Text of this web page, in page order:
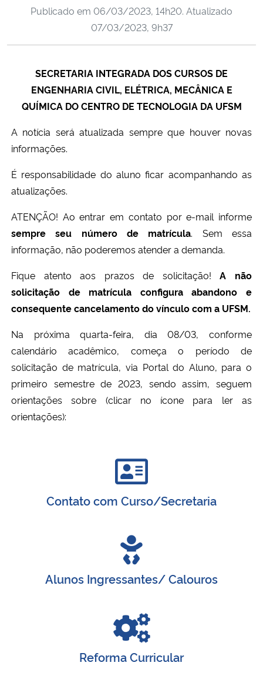
Ministério da Cidadania
Ministério de Minas e Energia
Ministério da Ciência, Tecnologia, Inovações e Comunicações
Ministério do Meio Ambiente
Ministério do Desenvolvimento Regional
Controladoria-Geral da União
Ministério da Mulher, da Família e dos Direitos Humanos
Secretaria-Geral
Gabinete de Segurança Institucional
Advocacia-Geral da União
Banco Central do Brasil
Publicado em 06/03/2023, 14h20. Atualizado
07/03/2023, 9h37
SECRETARIA INTEGRADA DOS CURSOS DE
ENGENHARIA CIVIL, ELÉTRICA, MECÂNICA E
QUÍMICA DO CENTRO DE TECNOLOGIA DA UFSM
A notícia será atualizada sempre que houver novas
informações.
É responsabilidade do aluno ficar acompanhando as
atualizações.
ATENÇÃO! Ao entrar em contato por e-mail informe
sempre seu número de matrícula. Sem essa
informação, não poderemos atender a demanda.
Fique atento aos prazos de solicitação!A não
solicitação de matrícula configura abandono e
consequente cancelamento do vínculo com a UFSM.
Na próxima quarta-feira, dia 08/03, conforme
calendário acadêmico, começa o período de
solicitação de matrícula, via Portal do Aluno, para o
primeiro semestre de 2023, sendo assim, seguem
orientações sobre (clicar no ícone para ler as
orientações):
Contato com Curso/Secretaria
Alunos Ingressantes/ Calouros
Reforma Curricular